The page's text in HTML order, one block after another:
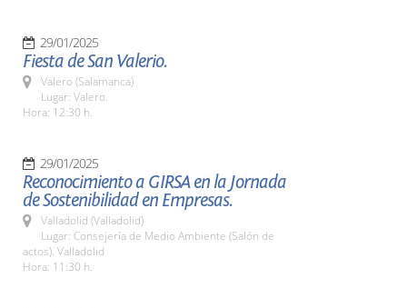
29/01/2025
Fiesta de San Valerio.
Valero (Salamanca)
Lugar: Valero.
Hora: 12:30 h.
29/01/2025
Reconocimiento a GIRSA en la Jornada
de Sostenibilidad en Empresas.
Valladolid (Valladolid)
Lugar: Consejería de Medio Ambiente (Salón de
actos). Valladolid
Hora: 11:30 h.